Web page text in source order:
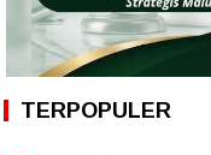
TERPOPULER